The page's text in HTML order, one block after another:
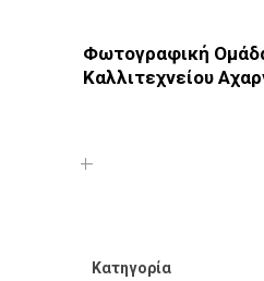
Φωτογραφική
Καλλιτεχνείου
Κατηγορία